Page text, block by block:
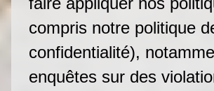
compris notre politique
confidentialité),
enquêtes sur des